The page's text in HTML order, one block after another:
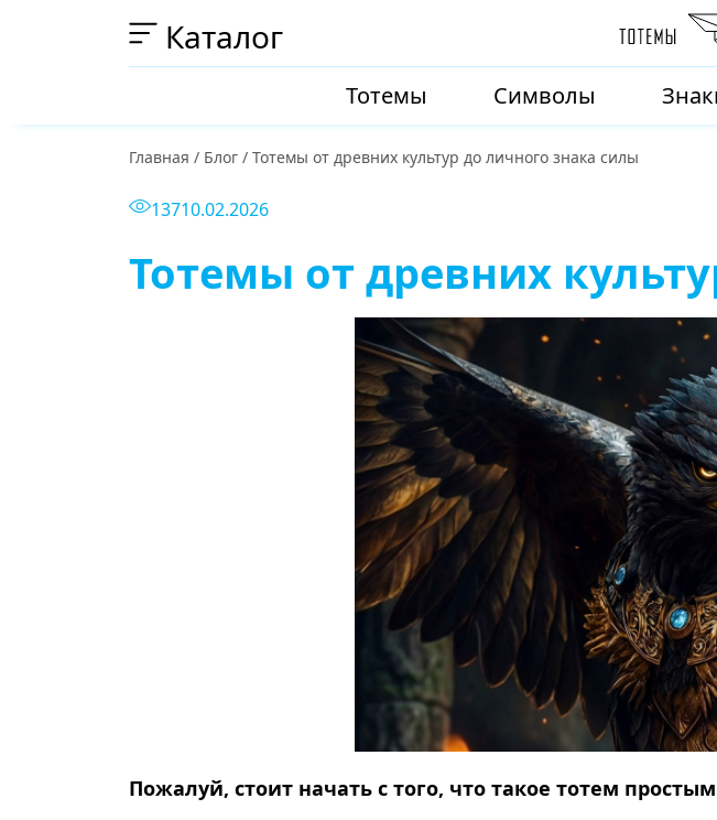
Каталог
Тотемы Символы
Главная / Блог / Тотемы от древних культур до личного знака силы
13710.02.2026
Тотемы от древних
Пожалуй, стоит начать с того, что такое тотем